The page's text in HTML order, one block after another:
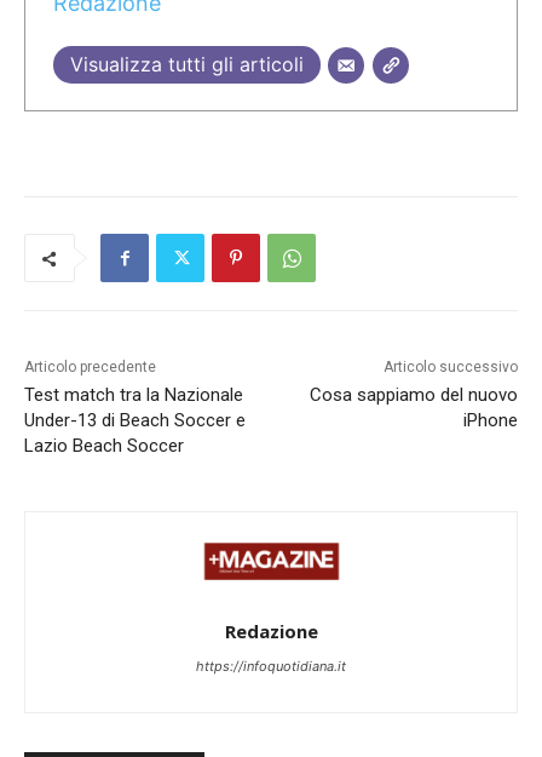
Visualizza tutti gli articoli
Articolo precedente
Test match tra la Nazionale
Under-13 di Beach Soccer e
Lazio Beach Soccer
Articolo successivo
Cosa sappiamo del nuovo
iPhone
Redazione
https://infoquotidiana.it